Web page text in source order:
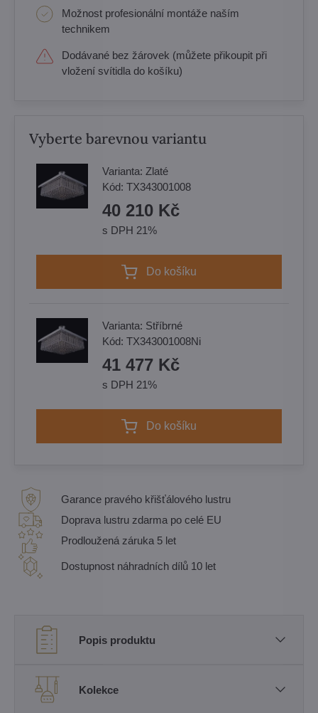
Možnost profesionální montáže naším
technikem
Dodávané bez žárovek (můžete přikoupit při
vložení svítidla do košíku)
Vyberte barevnou variantu
Varianta: Zlaté
Kód: TX343001008
40 210 Kč
s DPH 21%
Do košíku
Varianta: Stříbrné
Kód: TX343001008Ni
41 477 Kč
s DPH 21%
Do košíku
Garance pravého křišťálového lustru
Doprava lustru zdarma po celé EU
Prodloužená záruka 5 let
Dostupnost náhradních dílů 10 let
Popis produktu
Kolekce